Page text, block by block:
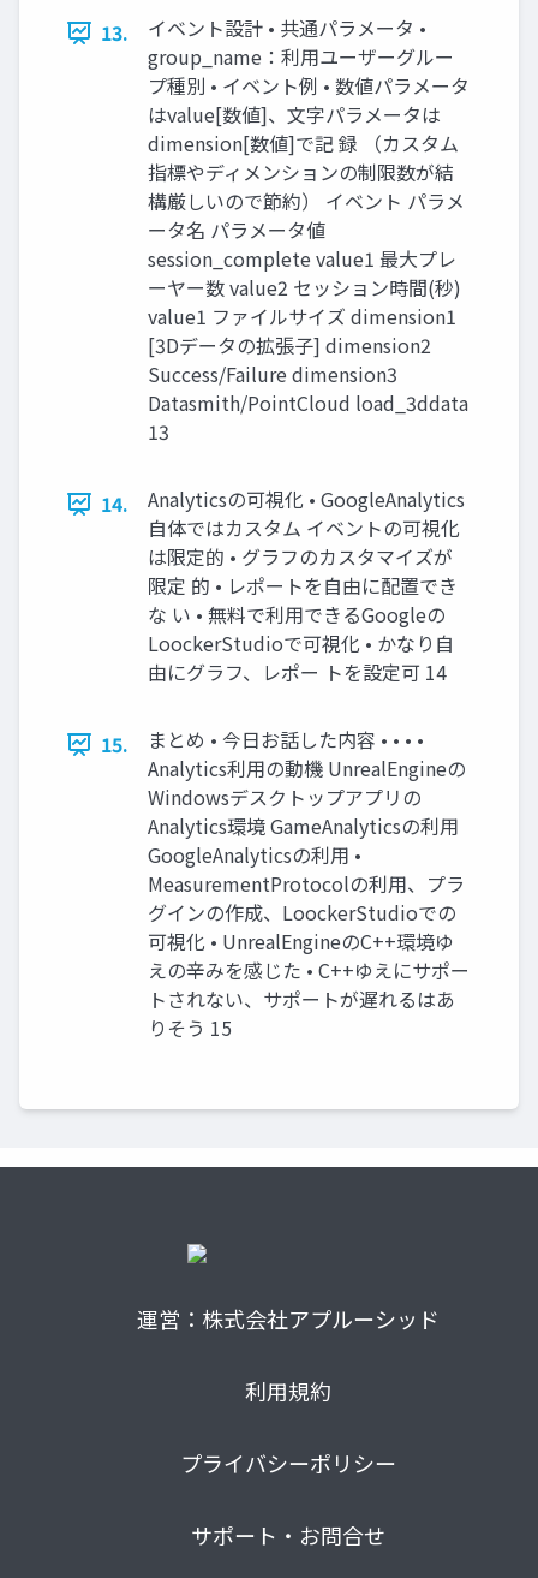
13.
イベント設計 • 共通パラメータ •
group_name：利用ユーザーグルー
プ種別 • イベント例 • 数値パラメータ
はvalue[数値]、文字パラメータは
dimension[数値]で記 録 （カスタム
指標やディメンションの制限数が結
構厳しいので節約） イベント パラメ
ータ名 パラメータ値
session_complete value1 最大プレ
ーヤー数 value2 セッション時間(秒)
value1 ファイルサイズ dimension1
[3Dデータの拡張子] dimension2
Success/Failure dimension3
Datasmith/PointCloud load_3ddata
13
14.
Analyticsの可視化 • GoogleAnalytics
自体ではカスタム イベントの可視化
は限定的 • グラフのカスタマイズが
限定 的 • レポートを自由に配置でき
な い • 無料で利用できるGoogleの
LoockerStudioで可視化 • かなり自
由にグラフ、レポー トを設定可 14
15.
まとめ • 今日お話した内容 • • • •
Analytics利用の動機 UnrealEngineの
Windowsデスクトップアプリの
Analytics環境 GameAnalyticsの利用
GoogleAnalyticsの利用 •
MeasurementProtocolの利用、プラ
グインの作成、LoockerStudioでの
可視化 • UnrealEngineのC++環境ゆ
えの辛みを感じた • C++ゆえにサポー
トされない、サポートが遅れるはあ
りそう 15
運営：株式会社アプルーシッド
利用規約
プライバシーポリシー
サポート・お問合せ